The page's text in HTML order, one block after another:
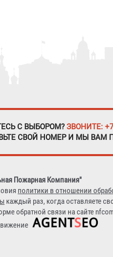
С ВЫБОРОМ? ЗВОНИТЕ: +7
СВОЙ НОМЕР И МЫ ВАМ
Пожарная Компания"
политики в отношении
каждый раз, когда оставляете
обратной связи на сайте